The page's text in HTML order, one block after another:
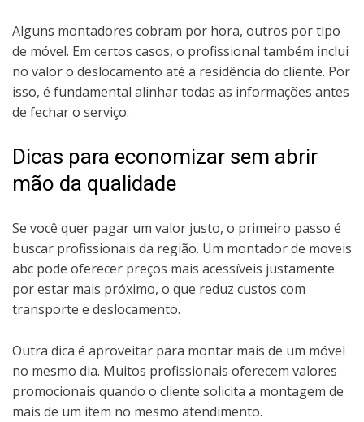
Alguns montadores cobram por hora, outros por tipo
de móvel. Em certos casos, o profissional também inclui
no valor o deslocamento até a residência do cliente. Por
isso, é fundamental alinhar todas as informações antes
de fechar o serviço.
Dicas para economizar sem abrir
mão da qualidade
Se você quer pagar um valor justo, o primeiro passo é
buscar profissionais da região. Um montador de moveis
abc pode oferecer preços mais acessíveis justamente
por estar mais próximo, o que reduz custos com
transporte e deslocamento.
Outra dica é aproveitar para montar mais de um móvel
no mesmo dia. Muitos profissionais oferecem valores
promocionais quando o cliente solicita a montagem de
mais de um item no mesmo atendimento.